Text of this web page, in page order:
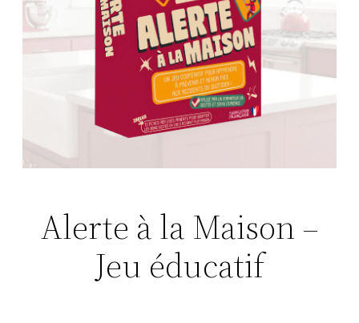
Alerte à la Maison –
Jeu éducatif